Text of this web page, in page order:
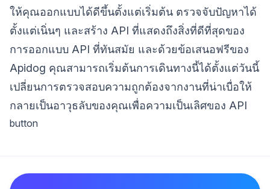
ให้คุณออกแบบได้ดีขึ้นตั้งแต่เริ่มต้น ตรวจจับปัญหาได้
ตั้งแต่เนิ่นๆ และสร้าง API ที่แสดงถึงสิ่งที่ดีที่สุดของ
การออกแบบ API ที่ทันสมัย และด้วยข้อเสนอฟรีของ
Apidog คุณสามารถเริ่มต้นการเดินทางนี้ได้ตั้งแต่วันนี้
เปลี่ยนการตรวจสอบความถูกต้องจากงานที่น่าเบื่อให้
กลายเป็นอาวุธลับของคุณเพื่อความเป็นเลิศของ API
button